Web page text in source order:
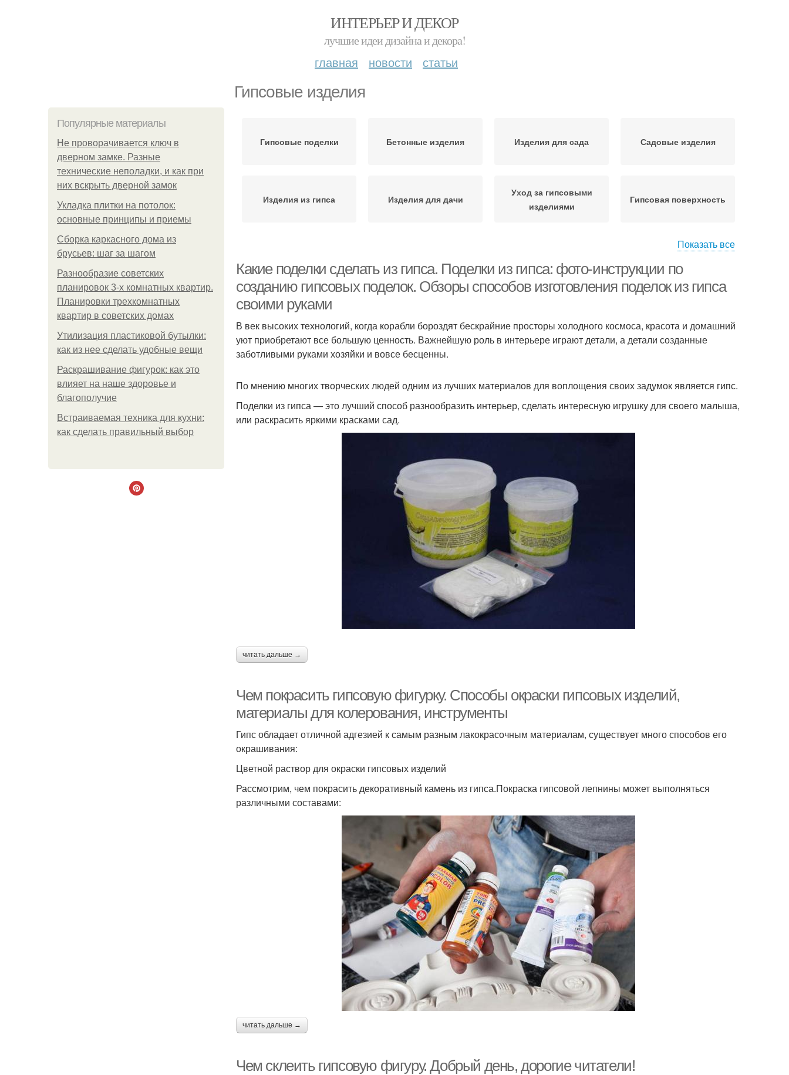
ИНТЕРЬЕР И ДЕКОР
лучшие идеи дизайна и декора!
главная новости статьи
Гипсовые изделия
Популярные материалы
Не проворачивается ключ в
дверном замке. Разные
технические неполадки, и как при
них вскрыть дверной замок
Укладка плитки на потолок:
основные принципы и приемы
Сборка каркасного дома из
брусьев: шаг за шагом
Разнообразие советских
планировок 3-х комнатных квартир.
Планировки трехкомнатных
квартир в советских домах
Утилизация пластиковой бутылки:
как из нее сделать удобные вещи
Раскрашивание фигурок: как это
влияет на наше здоровье и
благополучие
Встраиваемая техника для кухни:
как сделать правильный выбор
Гипсовые поделки Бетонные изделия Изделия для сада Садовые изделия
Изделия из гипса Изделия для дачи
Уход за гипсовыми
изделиями
Гипсовая поверхность
фигурок
камень
Гипсовый раствор
Показать все
Какие поделки сделать из гипса. Поделки из гипса: фото-инструкции по
созданию гипсовых поделок. Обзоры способов изготовления поделок из гипса
своими руками
В век высоких технологий, когда корабли бороздят бескрайние просторы холодного космоса, красота и домашний
уют приобретают все большую ценность. Важнейшую роль в интерьере играют детали, а детали созданные
заботливыми руками хозяйки и вовсе бесценны.
По мнению многих творческих людей одним из лучших материалов для воплощения своих задумок является гипс.
Поделки из гипса — это лучший способ разнообразить интерьер, сделать интересную игрушку для своего малыша,
или раскрасить яркими красками сад.
читать дальше →
Чем покрасить гипсовую фигурку. Способы окраски гипсовых изделий,
материалы для колерования, инструменты
Гипс обладает отличной адгезией к самым разным лакокрасочным материалам, существует много способов его
окрашивания:
Цветной раствор для окраски гипсовых изделий
Рассмотрим, чем покрасить декоративный камень из гипса.Покраска гипсовой лепнины может выполняться
различными составами:
читать дальше →
Чем склеить гипсовую фигуру. Добрый день, дорогие читатели!